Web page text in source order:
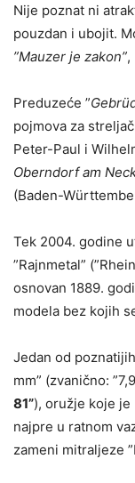
Nije poznat ni
pouzdan i ubojit.
”Mauzer je zakon”,
Preduzeće ”
pojmova za
Peter-Paul i
Oberndorf am
(Baden-
Tek 2004. godine
”Rajnmetal”
osnovan 1889.
modela bez kojih
Jedan od
mm” (zvanično:
81”), oružje koje
najpre u ratnom
zameni mitraljeze